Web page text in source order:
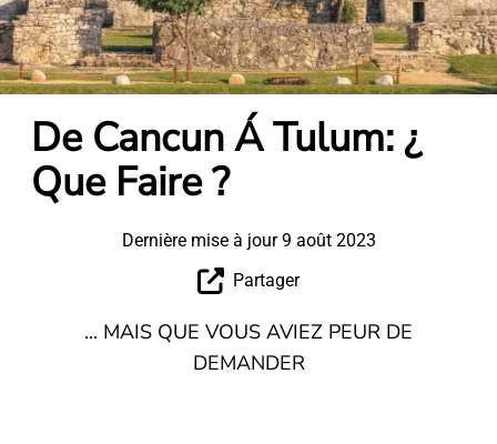
De Cancun Á Tulum: ¿
Que Faire ?
Dernière mise à jour 9 août 2023
Partager
... MAIS QUE VOUS AVIEZ PEUR DE
DEMANDER